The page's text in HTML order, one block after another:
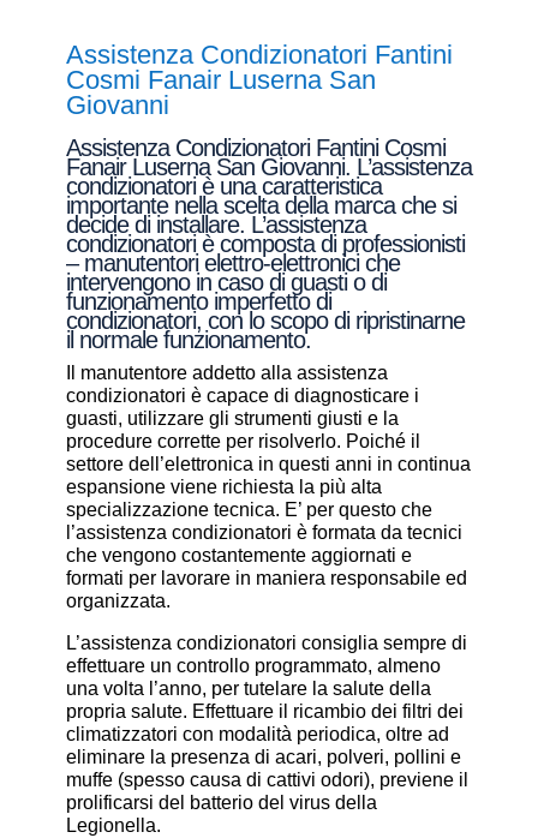
Assistenza Condizionatori Fantini
Cosmi Fanair Luserna San
Giovanni
Assistenza Condizionatori Fantini Cosmi
Fanair Luserna San Giovanni. L’assistenza
condizionatori è una caratteristica
importante nella scelta della marca che si
decide di installare. L’assistenza
condizionatori è composta di professionisti
– manutentori elettro-elettronici che
intervengono in caso di guasti o di
funzionamento imperfetto di
condizionatori, con lo scopo di ripristinarne
il normale funzionamento.
Il manutentore addetto alla assistenza
condizionatori è capace di diagnosticare i
guasti, utilizzare gli strumenti giusti e la
procedure corrette per risolverlo. Poiché il
settore dell’elettronica in questi anni in continua
espansione viene richiesta la più alta
specializzazione tecnica. E’ per questo che
l’assistenza condizionatori è formata da tecnici
che vengono costantemente aggiornati e
formati per lavorare in maniera responsabile ed
organizzata.
L’assistenza condizionatori consiglia sempre di
effettuare un controllo programmato, almeno
una volta l’anno, per tutelare la salute della
propria salute. Effettuare il ricambio dei filtri dei
climatizzatori con modalità periodica, oltre ad
eliminare la presenza di acari, polveri, pollini e
muffe (spesso causa di cattivi odori), previene il
prolificarsi del batterio del virus della
Legionella.